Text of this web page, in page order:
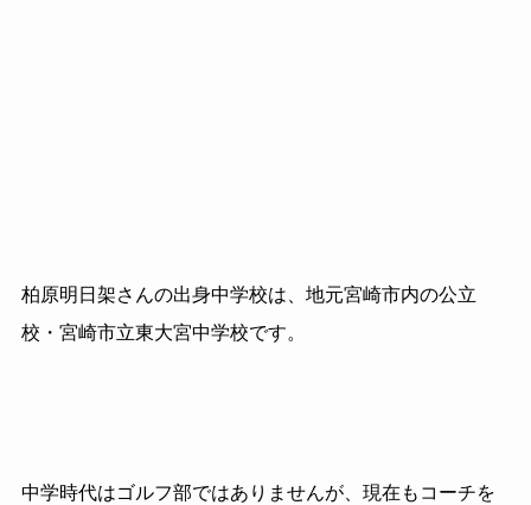
柏原明日架さんの出身中学校は、地元宮崎市内の公立
校・宮崎市立東大宮中学校です。
中学時代はゴルフ部ではありませんが、現在もコーチを